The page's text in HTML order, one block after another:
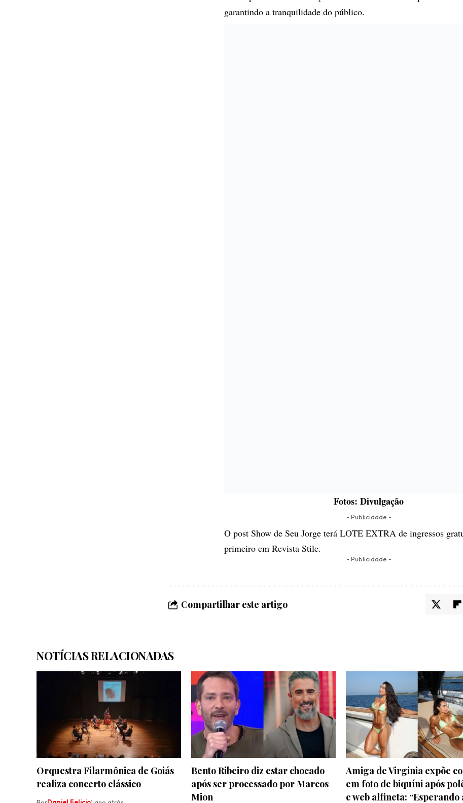
garantindo a tranquilidade do público.
Fotos: Divulgação
- Publicidade -
O post Show de Seu Jorge terá LOTE EXTRA de ingressos
primeiro em Revista Stile.
- Publicidade -
Compartilhar este artigo
NOTÍCIAS RELACIONADAS
Orquestra Filarmônica de Goiás
realiza concerto clássico
Bento Ribeiro diz estar chocado
após ser processado por Marcos
Mion
Amiga de Virginia expõe
em foto de biquíni após
e web alfineta: “Esperando